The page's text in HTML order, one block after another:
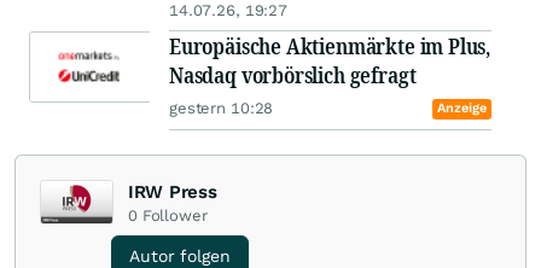
14.07.26, 19:27
Europäische Aktienmärkte im Plus,
Nasdaq vorbörslich gefragt
gestern 10:28 Anzeige
IRW Press
0 Follower
Autor folgen